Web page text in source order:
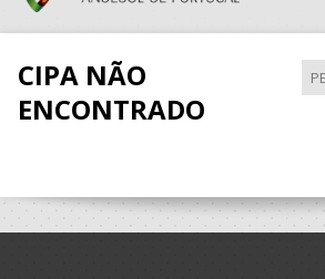
CIPA NÃO
ENCONTRADO